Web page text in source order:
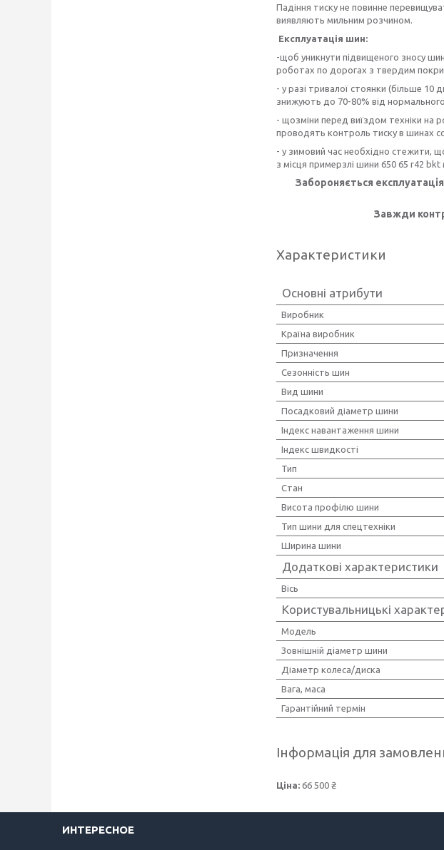
Падіння тиску не повинне
виявляють мильним розчином.
Експлуатація шин:
-щоб уникнути підвищеного зносу
роботах по дорогах з твердим
- у разі тривалої стоянки (більше 10
знижують до 70-80% від
- щозміни перед виїздом техніки на
проводять контроль тиску в шинах
- у зимовий час необхідно стежити,
з місця примерзлі шини 650 65 r42
Забороняється
Завжди
Характеристики
Основні атрибути
Виробник
Країна виробник
Призначення
Сезонність шин
Вид шини
Посадковий діаметр шини
Індекс навантаження шини
Індекс швидкості
Тип
Стан
Висота профілю шини
Тип шини для спецтехніки
Ширина шини
Додаткові характеристики
Вісь
Користувальницькі
Мoдель
Зовнішній діаметр шини
Діаметр колеса/диска
Вага, маса
Гарантійний термін
Інформація для
Ціна: 66 500 ₴
ИНТЕРЕСНОЕ